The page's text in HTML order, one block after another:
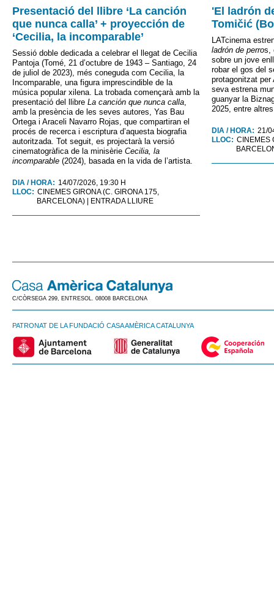
Presentació del llibre ‘La canción
que nunca calla’ + proyección de
‘Cecilia, la incomparable’
Sessió doble dedicada a celebrar el llegat de Cecilia
Pantoja (Tomé, 21 d’octubre de 1943 – Santiago, 24
de juliol de 2023), més coneguda com Cecilia, la
Incomparable, una figura imprescindible de la
música popular xilena. La trobada començarà amb la
presentació del llibre La canción que nunca calla,
amb la presència de les seves autores, Yas Bau
Ortega i Araceli Navarro Rojas, que compartiran el
procés de recerca i escriptura d’aquesta biografia
autoritzada. Tot seguit, es projectarà la versió
cinematogràfica de la minisèrie Cecilia, la
incomparable (2024), basada en la vida de l’artista.
DIA / HORA: 14/07/2026, 19:30 H
LLOC: CINEMES GIRONA (C. GIRONA 175,
BARCELONA) | ENTRADA LLIURE
'El ladrón
Tomičić
LATcinema
ladrón de perros,
sobre un jove
robar el gos del
protagonitzat
seva estrena
guanyar la
2025, entre
DIA / HORA: 21/
LLOC: CINEMES
C/CÒRSEGA 299, ENTRESOL. 08008 BARCELONA
PATRONAT DE LA FUNDACIÓ CASA AMÈRICA CATALUNYA